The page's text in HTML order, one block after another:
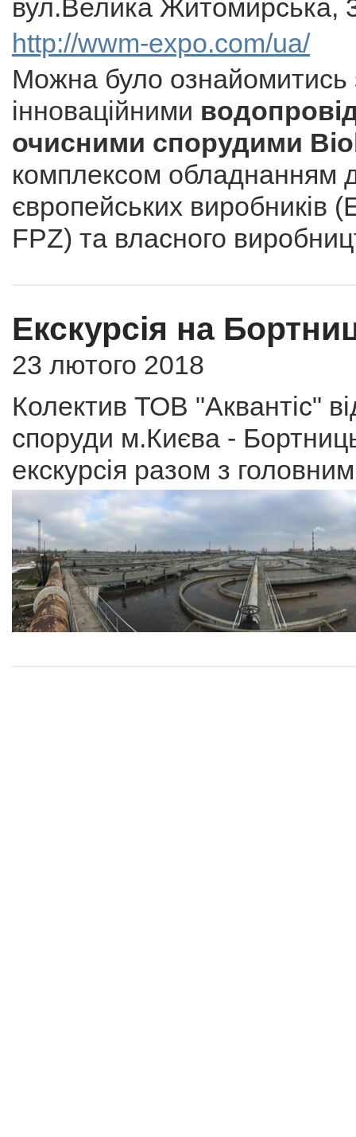
вул.Велика Житомирська,
http://wwm-expo.com/ua/
Можна було ознайомитись
інноваційними
очисними спорудими
комплексом обладнанням
європейських виробників
FPZ) та власного
Екскурсія на
23 лютого 2018
Колектив ТОВ "Аквантіс"
споруди м.Києва -
екскурсія разом з